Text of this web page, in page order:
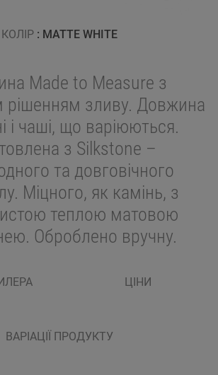
КОЛІР : MATTE WHITE
Made to Measure з
рішенням зливу. Довжина
і чаші, що варіюються.
з Silkstone –
та довговічного
Міцного, як камінь, з
теплою матовою
Оброблено вручну.
ЦІНИ
ВАРІАЦІЇ ПРОДУКТУ